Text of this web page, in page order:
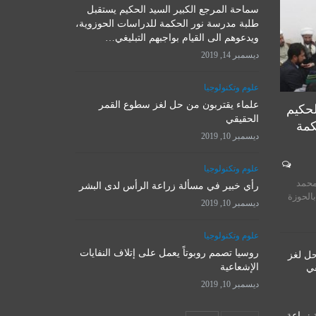
علوم وتكنولوجيا
روسيا تصمم روبوتاً يعمل على
إتلاف النفايات الإشعاعية
لغز
سماحة المرجع الكبير السيد الحكيم يستقبل
طلبة مدرسة نور الحكمة للدراسات الحوزوية،
ويدعوهم الى القيام بواجبهم التبليغي…
ديسمبر 14, 2019
علوم وتكنولوجيا
علماء يقتربون من حل لغز سطوع القمر
الحقيقي
ديسمبر 10, 2019
علوم وتكنولوجيا
رأي خبير في مسألة زراعة الرأس لدى البشر
ديسمبر 10, 2019
علوم وتكنولوجيا
روسيا تصمم روبوتاً يعمل على إتلاف النفايات
الإشعاعية
ديسمبر 10, 2019